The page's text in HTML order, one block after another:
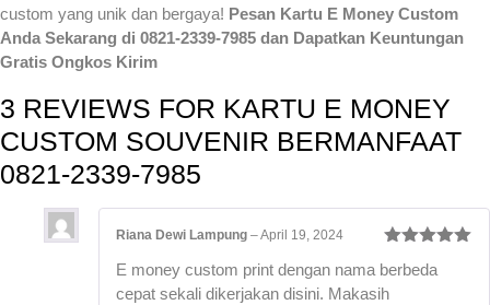
custom yang unik dan bergaya! Pesan Kartu E Money Custom
Anda Sekarang di 0821-2339-7985 dan Dapatkan Keuntungan
Gratis Ongkos Kirim
3 REVIEWS FOR KARTU E MONEY
CUSTOM SOUVENIR BERMANFAAT
0821-2339-7985
of 5
Riana Dewi Lampung –April 19, 2024
E money custom print dengan nama berbeda
cepat sekali dikerjakan disini. Makasih